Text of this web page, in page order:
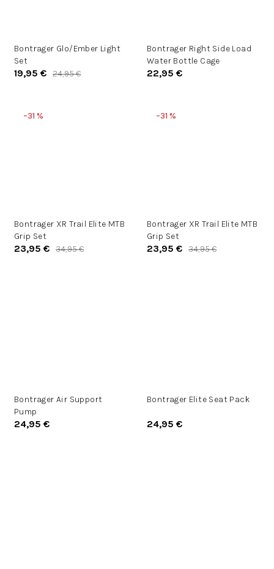
Bontrager Glo/Ember Light
Set
19,95 € 24,95 €
Bontrager Right Side Load
Water Bottle Cage
22,95 €
–31 %
Bontrager XR Trail Elite MTB
Grip Set
23,95 € 34,95 €
–31 %
Bontrager XR Trail Elite MTB
Grip Set
23,95 € 34,95 €
Bontrager Air Support
Pump
24,95 €
Bontrager Elite Seat Pack
24,95 €